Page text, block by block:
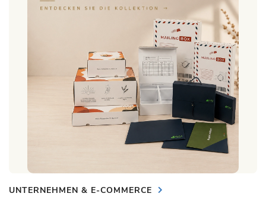
UNTERNEHMEN & E-COMMERCE